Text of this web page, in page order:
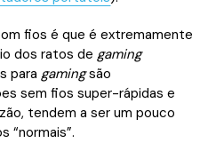
fios é que é extremamente
dos ratos de gaming
para gamingsão
sem fios super-rápidas e
tendem a ser um pouco
“normais”.